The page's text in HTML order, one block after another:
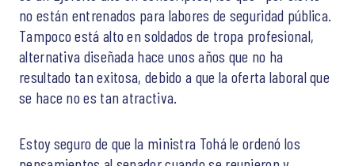
no están entrenados para labores de seguridad pública.
Tampoco está alto en soldados de tropa profesional,
alternativa diseñada hace unos años que no ha
resultado tan exitosa, debido a que la oferta laboral que
se hace no es tan atractiva.
Estoy seguro de que la ministra Tohá le ordenó los